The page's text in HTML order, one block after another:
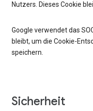
Nutzers. Dieses Cookie
Google verwendet das
bleibt, um die Cookie-
speichern.
Sicherheit